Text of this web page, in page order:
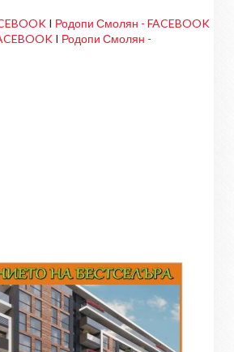
I Родопи Смолян - FACEBOOK
I Родопи Смолян -